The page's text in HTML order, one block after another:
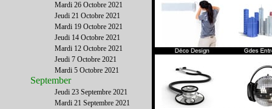
Mardi 26 Octobre 2021
Jeudi 21 Octobre 2021
Mardi 19 Octobre 2021
Jeudi 14 Octobre 2021
Mardi 12 Octobre 2021
Jeudi 7 Octobre 2021
Mardi 5 Octobre 2021
September
Jeudi 23 Septembre 2021
Mardi 21 Septembre 2021